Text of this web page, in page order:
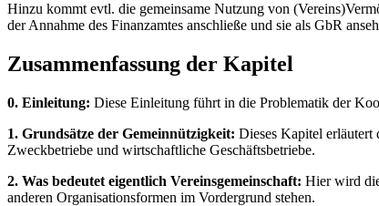
Hinzu kommt evtl. die gemeinsame Nutzung von
der Annahme des Finanzamtes anschließe und sie als GbR
Zusammenfassung der Kapitel
0. Einleitung: Diese Einleitung führt in die Problematik der
1. Grundsätze der Gemeinnützigkeit: Dieses Kapitel erläutert
Zweckbetriebe und wirtschaftliche Geschäftsbetriebe.
2. Was bedeutet eigentlich Vereinsgemeinschaft: Hier wird
anderen Organisationsformen im Vordergrund stehen.